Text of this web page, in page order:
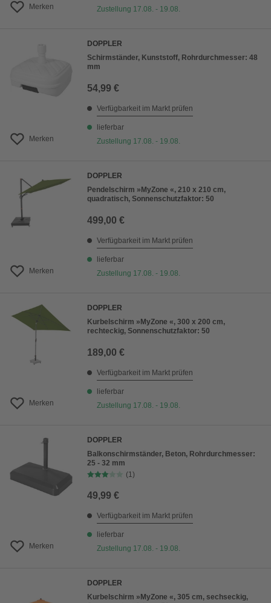
Merken
Zustellung 17.08. - 19.08.
Merken
DOPPLER
Schirmständer, Kunststoff, Rohrdurchmesser: 48
mm
54,99 €
Verfügbarkeit im Markt prüfen
lieferbar
Zustellung 17.08. - 19.08.
Merken
DOPPLER
Pendelschirm »MyZone «, 210 x 210 cm,
quadratisch, Sonnenschutzfaktor: 50
499,00 €
Verfügbarkeit im Markt prüfen
lieferbar
Zustellung 17.08. - 19.08.
Merken
DOPPLER
Kurbelschirm »MyZone «, 300 x 200 cm,
rechteckig, Sonnenschutzfaktor: 50
189,00 €
Verfügbarkeit im Markt prüfen
lieferbar
Zustellung 17.08. - 19.08.
Merken
DOPPLER
Balkonschirmständer, Beton, Rohrdurchmesser:
25 - 32 mm
(1)
49,99 €
Verfügbarkeit im Markt prüfen
lieferbar
Zustellung 17.08. - 19.08.
DOPPLER
Kurbelschirm »MyZone «, 305 cm, sechseckig,